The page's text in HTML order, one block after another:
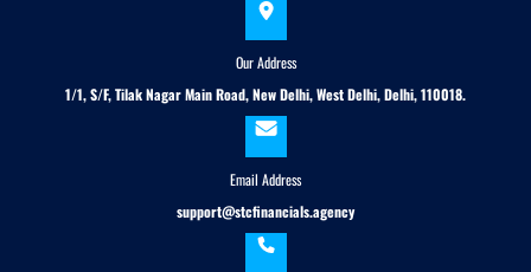
Our Address
1/1, S/F, Tilak Nagar Main Road, New Delhi, West Delhi, Delhi, 110018.
Email Address
support@stcfinancials.agency